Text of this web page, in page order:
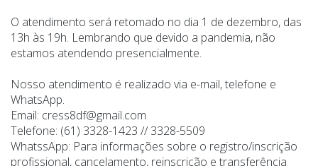
O atendimento será retomado no dia 1 de dezembro, das
13h às 19h. Lembrando que devido a pandemia, não
estamos atendendo presencialmente.
Nosso atendimento é realizado via e-mail, telefone e
WhatsApp.
Email: cress8df@gmail.com
Telefone: (61) 3328-1423 // 3328-5509
WhatssApp: Para informações sobre o registro/inscrição
profissional, cancelamento, reinscrição e transferência